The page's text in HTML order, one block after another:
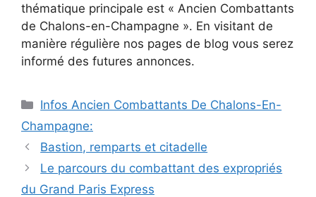
thématique principale est « Ancien Combattants
de Chalons-en-Champagne ». En visitant de
manière régulière nos pages de blog vous serez
informé des futures annonces.
Catégories
Infos Ancien Combattants De Chalons-En-
Champagne:
Bastion, remparts et citadelle
Le parcours du combattant des expropriés
du Grand Paris Express